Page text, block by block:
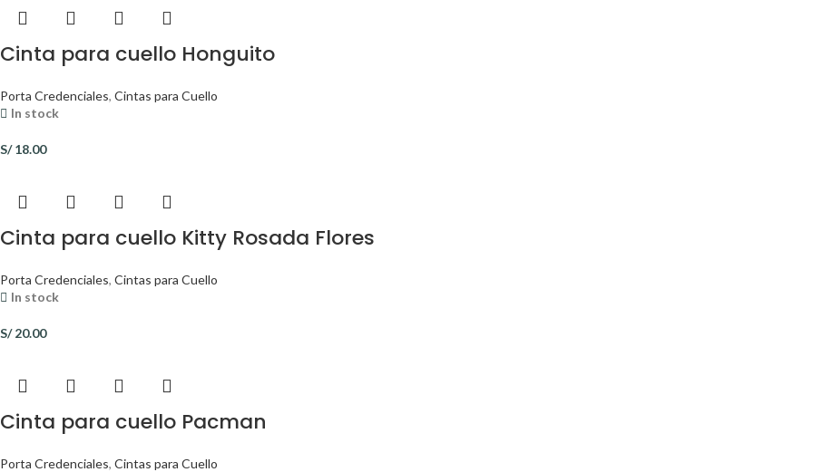
Cinta para cuello Honguito
Porta Credenciales, Cintas para Cuello
In stock
S/18.00
Cinta para cuello Kitty Rosada Flores
Porta Credenciales, Cintas para Cuello
In stock
S/20.00
Cinta para cuello Pacman
Porta Credenciales, Cintas para Cuello